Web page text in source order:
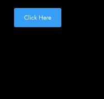
Click Here